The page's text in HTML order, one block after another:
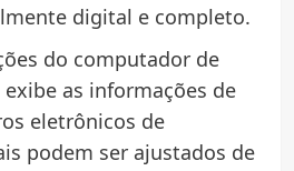
digital e completo.
do computador de
as informações de
eletrônicos de
podem ser ajustados de